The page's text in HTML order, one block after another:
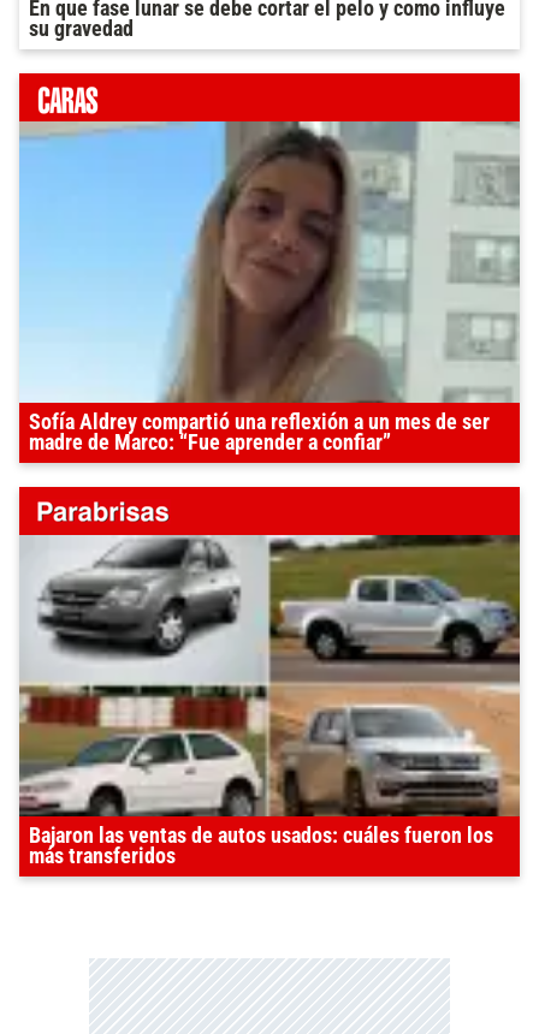
En que fase lunar se debe cortar el pelo y como influye
su gravedad
Sofía Aldrey compartió una reflexión a un mes de ser
madre de Marco: “Fue aprender a confiar”
Bajaron las ventas de autos usados: cuáles fueron los
más transferidos